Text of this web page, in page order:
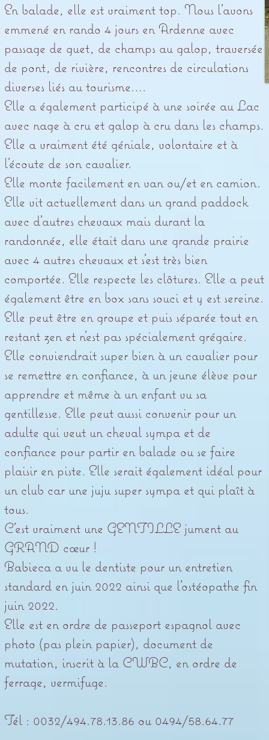
En balade, elle est vraiment top. Nous l’avons
emmené en rando 4 jours en Ardenne avec
passage de guet, de champs au galop, traversée
de pont, de rivière, rencontres de circulations
diverses liés au tourisme….
Elle a également participé à une soirée au Lac
avec nage à cru et galop à cru dans les champs.
Elle a vraiment été géniale, volontaire et à
l’écoute de son cavalier.
Elle monte facilement en van ou/et en camion.
Elle vit actuellement dans un grand paddock
avec d’autres chevaux mais durant la
randonnée, elle était dans une grande prairie
avec 4 autres chevaux et s’est très bien
comportée. Elle respecte les clôtures. Elle a peut
également être en box sans souci et y est sereine.
Elle peut être en groupe et puis séparée tout en
restant zen et n’est pas spécialement grégaire.
Elle conviendrait super bien à un cavalier pour
se remettre en confiance, à un jeune élève pour
apprendre et même à un enfant vu sa
gentillesse. Elle peut aussi convenir pour un
adulte qui veut un cheval sympa et de
confiance pour partir en balade ou se faire
plaisir en piste. Elle serait également idéal pour
un club car une juju super sympa et qui plaît à
tous.
C’est vraiment une GENTILLE jument au
GRAND cœur !
Babieca a vu le dentiste pour un entretien
standard en juin 2022 ainsi que l’ostéopathe fin
juin 2022.
Elle est en ordre de passeport espagnol avec
photo (pas plein papier), document de
mutation, inscrit à la CWBC, en ordre de
ferrage, vermifuge.
Tél : 0032/494.78.13.86 ou 0494/58.64.77